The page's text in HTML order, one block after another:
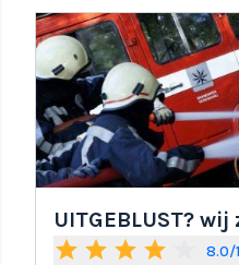
UITGEBLUST?
star star star star